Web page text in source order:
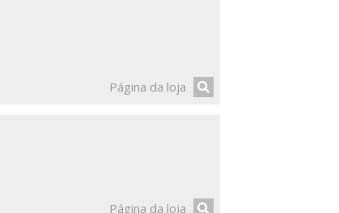
Página da loja
Página da loja